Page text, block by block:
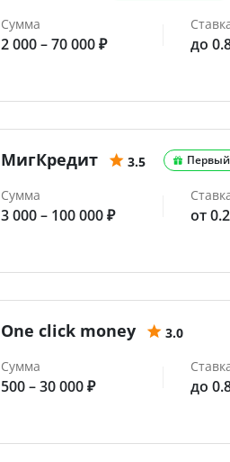
Сумма
2 000 – 70 000 ₽ до
МигКредит 3.5
Сумма
3 000 – 100 000 ₽ от
One click money
3.0
Сумма
500 – 30 000 ₽ до